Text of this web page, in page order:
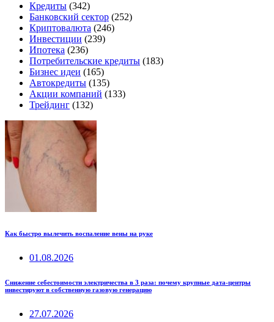
Кредиты (342)
Банковский сектор (252)
Криптовалюта (246)
Инвестиции (239)
Ипотека (236)
Потребительские кредиты (183)
Бизнес идеи (165)
Автокредиты (135)
Акции компаний (133)
Трейдинг (132)
Как быстро вылечить воспаление вены на руке
01.08.2026
Снижение себестоимости электричества в 3 раза: почему крупные дата-центры
инвестируют в собственную газовую генерацию
27.07.2026